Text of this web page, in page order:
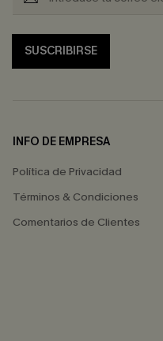
SUSCRIBIRSE
INFO DE EMPRESA
Política de Privacidad
Términos & Condiciones
Comentarios de Clientes